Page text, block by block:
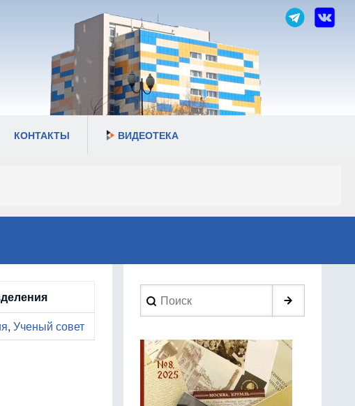
КОНТАКТЫ ВИДЕОТЕКА
, Ученый совет
Search